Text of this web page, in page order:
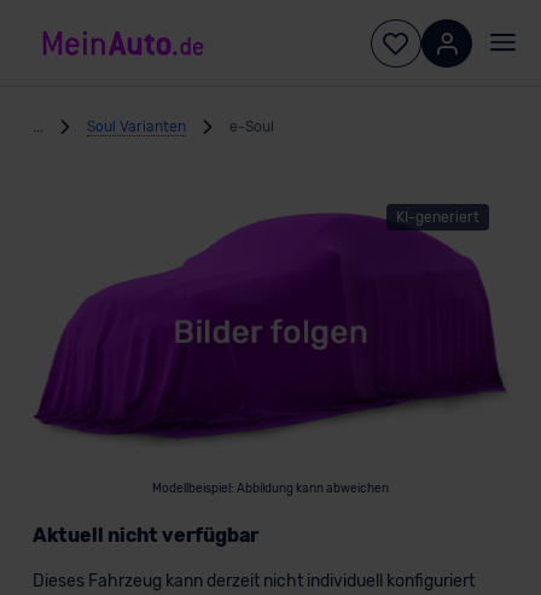
Soul Varianten e-Soul
KI-generiert
Modellbeispiel: Abbildung kann abweichen
Aktuell nicht verfügbar
Dieses Fahrzeug kann derzeit nicht individuell konfiguriert